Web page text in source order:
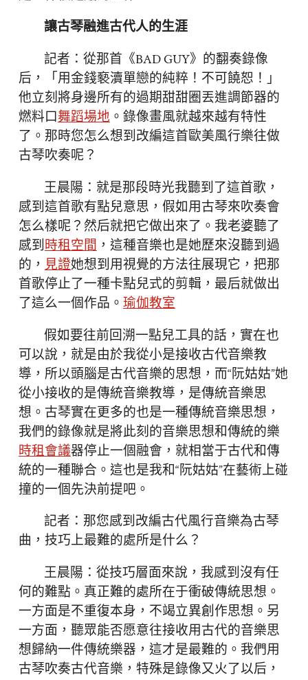
讓古琴融進古代人的生涯
記者：從那首《BAD GUY》的翻奏錄像
后，「用金錢褻瀆單戀的純粹！不可饒恕！」
他立刻將身邊所有的過期甜甜圈丟進調節器的
燃料口舞蹈場地。錄像畫風就越來越有特性
了。那時您怎么想到改編這首歐美風行樂往做
古琴吹奏呢？
王晨陽：就是那段時光我聽到了這首歌，
感到這首歌有點兒意思，假如用古琴來吹奏會
怎么樣呢？然后就把它做出來了。我老婆聽了
感到時租空間 ，這種音樂也是她歷來沒聽到過
的， 見證她想到用視覺的方法往展現它，把那
首歌停止了一種卡點兒式的剪輯，最后就做出
了這么一個作品。 瑜伽教室
假如要往前回溯一點兒工具的話，實在也
可以說，就是由於我從小是接收古代音樂教
導，所以頭腦是古代音樂的思想，而“阮姑姑”她
從小接收的是傳統音樂教導，是傳統音樂思
想。古琴實在更多的也是一種傳統音樂思想，
我們的錄像就是將此刻的音樂思想和傳統的樂
時租會議器停止一個融會，就相當于古代和傳
統的一種聯合。這也是我和“阮姑姑”在藝術上碰
撞的一個先決前提吧。
記者：那您感到改編古代風行音樂為古琴
曲，技巧上最難的處所是什么？
王晨陽：從技巧層面來說，我感到沒有任
何的難點。真正難的處所在于衝破傳統思想。
一方面是不重復本身，不竭立異創作思想。另
一方面，聽眾能否愿意往接收用古代的音樂思
想歸納一件傳統樂器，這才是最難的。我們用
古琴吹奏古代音樂，特殊是錄像又火了以后，